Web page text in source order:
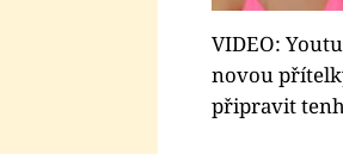
VIDEO:
novou
připravit